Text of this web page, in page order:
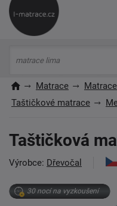
Matrace
Taštičkové matrace
Taštičková
Výrobce: Dřevočal
30 nocí na vyzkoušení